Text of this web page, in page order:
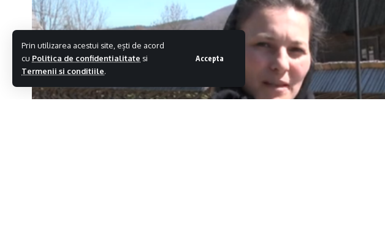
Prin utilizarea acestui site, ești de acord
cu Politica de confidentialitate si
Termenii si conditiile.
Accepta